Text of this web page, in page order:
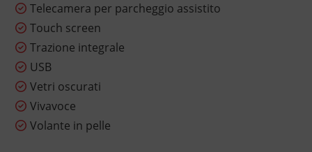
Telecamera per parcheggio assistito
Touch screen
Trazione integrale
USB
Vetri oscurati
Vivavoce
Volante in pelle